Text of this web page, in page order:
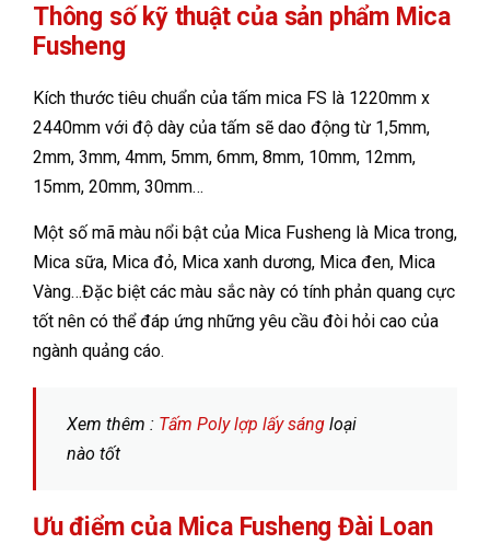
Thông số kỹ thuật của sản phẩm Mica
Fusheng
Kích thước tiêu chuẩn của tấm mica FS là 1220mm x
2440mm với độ dày của tấm sẽ dao động từ 1,5mm,
2mm, 3mm, 4mm, 5mm, 6mm, 8mm, 10mm, 12mm,
15mm, 20mm, 30mm…
Một số mã màu nổi bật của Mica Fusheng là Mica trong,
Mica sữa, Mica đỏ, Mica xanh dương, Mica đen, Mica
Vàng…Đặc biệt các màu sắc này có tính phản quang cực
tốt nên có thể đáp ứng những yêu cầu đòi hỏi cao của
ngành quảng cáo.
Xem thêm : Tấm Poly lợp lấy sáng loại
nào tốt
Ưu điểm của Mica Fusheng Đài Loan